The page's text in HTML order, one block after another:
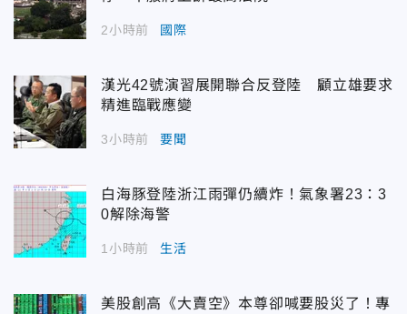
2小時前 國際
漢光42號演習展開聯合反登陸 顧立雄要求
精進臨戰應變
3小時前 要聞
白海豚登陸浙江雨彈仍續炸！氣象署23：3
0解除海警
1小時前 生活
美股創高《大賣空》本尊卻喊要股災了！專